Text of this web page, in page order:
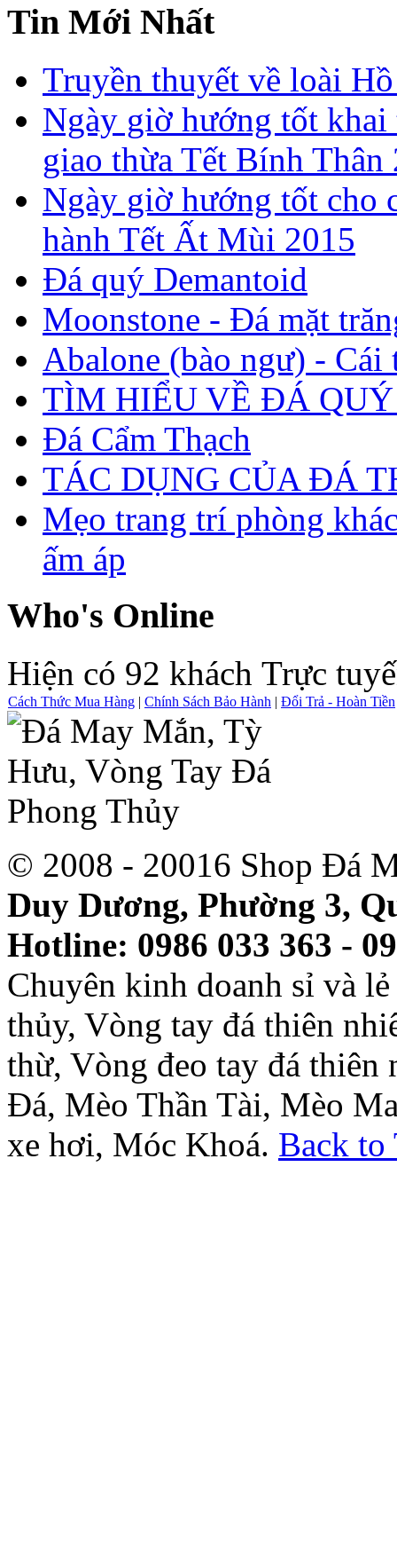
Tin Mới Nhất
Truyền thuyết về loài
Ngày giờ hướng tốt
giao thừa Tết Bính Thân
Ngày giờ hướng tốt cho
hành Tết Ất Mùi 2015
Đá quý Demantoid
Moonstone - Đá mặt
Abalone (bào ngư) - Cái
TÌM HIỂU VỀ ĐÁ QUÝ
Đá Cẩm Thạch
TÁC DỤNG CỦA ĐÁ
Mẹo trang trí phòng
ấm áp
Who's Online
Hiện có 92 khách Trực
Cách Thức Mua Hàng | Chính Sách Bảo Hành | Đổi Trả - Hoàn Tiền
© 2008 - 20016 Shop Đá
Duy Dương, Phường 3,
Hotline: 0986 033 363 -
Chuyên kinh doanh sỉ và
thủy, Vòng tay đá thiên
thừ, Vòng đeo tay đá thiên
Đá, Mèo Thần Tài, Mèo
xe hơi, Móc Khoá. Back to